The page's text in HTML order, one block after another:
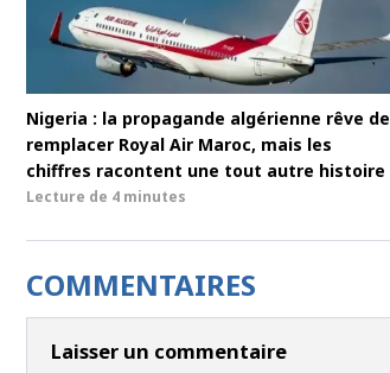
Nigeria : la propagande algérienne rêve de
remplacer Royal Air Maroc, mais les
chiffres racontent une tout autre histoire
Lecture de 4 minutes
COMMENTAIRES
Laisser un commentaire